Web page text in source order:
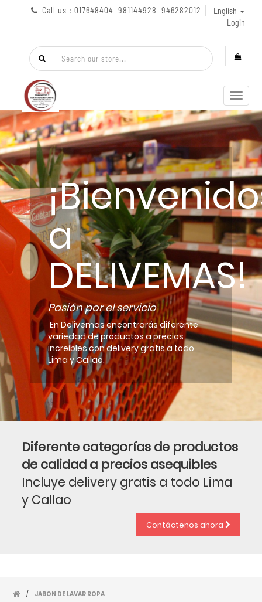
Call us : 017648404 981144928 946282012
English
Login
a
DELIVEMAS!
Pasión por el servicio
En Delivemas encontrarás diferente
variedad de productos a precios
increíbles con delivery gratis a todo
Lima y Callao.
Diferente categorías de productos
de calidad a precios asequibles
Incluye delivery gratis a todo Lima
y Callao
Contáctenos ahora
/ JABON DE LAVAR ROPA